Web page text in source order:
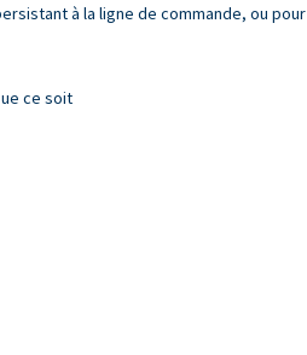
à la ligne de commande, ou pour
ce soit